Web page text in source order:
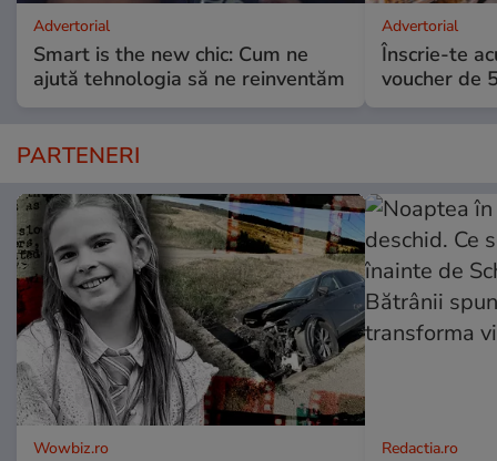
Advertorial
Smart is the new chic: Cum ne
ajută tehnologia să ne reinventăm
Advertorial
Înscrie-te
voucher de
PARTENERI
Wowbiz.ro Redactia.ro